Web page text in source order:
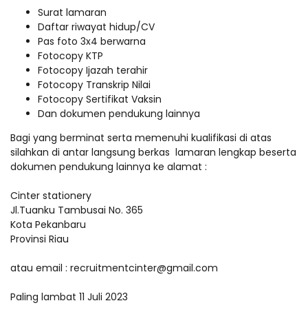
Surat lamaran
Daftar riwayat hidup/CV
Pas foto 3x4 berwarna
Fotocopy KTP
Fotocopy Ijazah terahir
Fotocopy Transkrip Nilai
Fotocopy Sertifikat Vaksin
Dan dokumen pendukung lainnya
Bagi yang berminat serta memenuhi kualifikasi di atas
silahkan di antar langsung berkas lamaran lengkap beserta
dokumen pendukung lainnya ke alamat :
Cinter stationery
Jl.Tuanku Tambusai No. 365
Kota Pekanbaru
Provinsi Riau
atau email : recruitmentcinter@gmail.com
Paling lambat 11 Juli 2023